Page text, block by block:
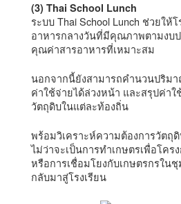
(3) Thai School Lunch
ระบบ Thai School Lunch ช่วยให้
อาหารกลางวันที่มีคุณภาพตามงบ
คุณค่าสารอาหารที่เหมาะสม
นอกจากนี้ยังสามารถคำนวนปริม
ค่าใช้จ่ายได้ล่วงหน้า และสรุปค่าใ
วัตถุดิบในแต่ละท้องถิ่น
พร้อมวิเคราะห์ความต้องการวัตถุ
ไม่ว่าจะเป็นการทำเกษตรเพื่อโคร
หรือการเชื่อมโยงกับเกษตรกรใน
กลับมาสู่โรงเรียน